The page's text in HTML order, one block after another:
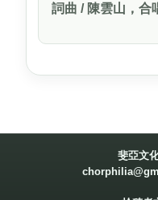
詞曲 / 陳雲山，合
斐亞文